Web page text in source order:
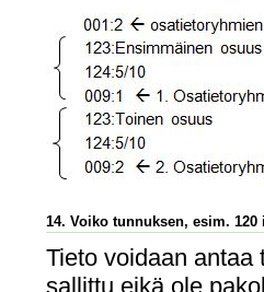
14. Voiko tunnuksen, esim.
Tieto voidaan
sallittu eikä ole